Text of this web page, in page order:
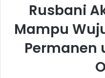
Rusbani
Mampu
Permanen